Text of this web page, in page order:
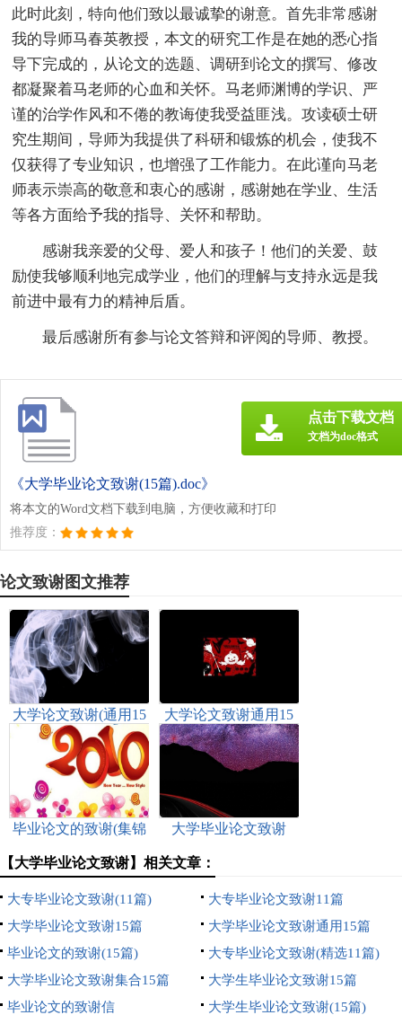
此时此刻，特向他们致以最诚挚的谢意。首先非常感谢
我的导师马春英教授，本文的研究工作是在她的悉心指
导下完成的，从论文的选题、调研到论文的撰写、修改
都凝聚着马老师的心血和关怀。马老师渊博的学识、严
谨的治学作风和不倦的教诲使我受益匪浅。攻读硕士研
究生期间，导师为我提供了科研和锻炼的机会，使我不
仅获得了专业知识，也增强了工作能力。在此谨向马老
师表示崇高的敬意和衷心的感谢，感谢她在学业、生活
等各方面给予我的指导、关怀和帮助。
感谢我亲爱的父母、爱人和孩子！他们的关爱、鼓
励使我够顺利地完成学业，他们的理解与支持永远是我
前进中最有力的精神后盾。
最后感谢所有参与论文答辩和评阅的导师、教授。
《大学毕业论文致谢(15篇).doc》
将本文的Word文档下载到电脑，方便收藏和打印
推荐度：
点击下载文档
文档为doc格式
论文致谢图文推荐
大学论文致谢(通用15
篇)
大学论文致谢通用15
篇
毕业论文的致谢(集锦
大学毕业论文致谢
【大学毕业论文致谢】相关文章：
大专毕业论文致谢(11篇)
大专毕业论文致谢11篇
大学毕业论文致谢15篇
大学毕业论文致谢通用15篇
毕业论文的致谢(15篇)
大专毕业论文致谢(精选11篇)
大学毕业论文致谢集合15篇
大学生毕业论文致谢15篇
毕业论文的致谢信
大学生毕业论文致谢(15篇)